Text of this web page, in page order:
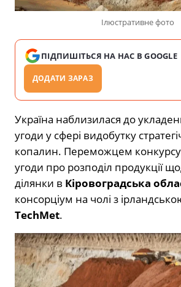
Ілюстративне фото
ПІДПИШІТЬСЯ НА НАС В GOOGLE
ДОДАТИ ЗАРАЗ
Україна наблизилася до
угоди у сфері видобутку
копалин. Переможцем
угоди про розподіл продукції
ділянки в Кіровоградська
консорціум на чолі з
TechMet.